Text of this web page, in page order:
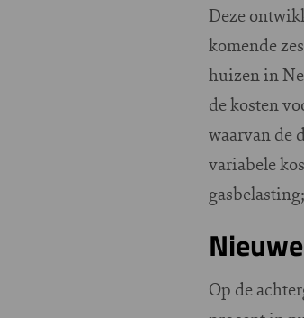
Deze
komende
huizen in
de kosten
waarvan de
variabele
Op de